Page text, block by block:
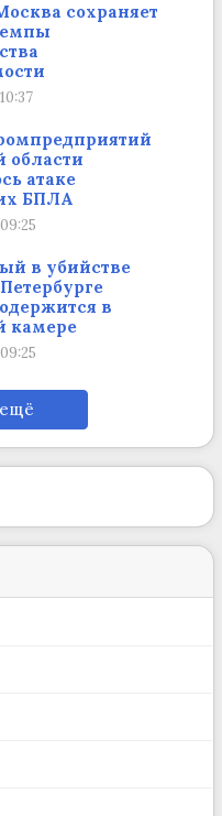
сохраняет
10:37
области
атаке
БПЛА
09:25
в убийстве
в
камере
09:25